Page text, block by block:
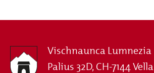
Vischnaunca Lumnezia
Palius 32D, CH-7144 Vella